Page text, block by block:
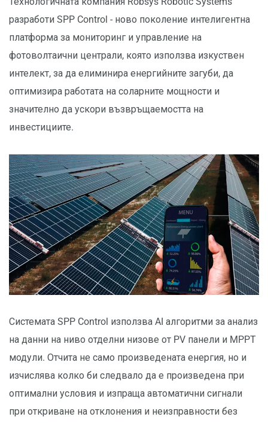
разработи SPP Control - ново поколение интелигентна
платформа за мониторинг и управление на
фотоволтаични централи, която използва изкуствен
интелект, за да елиминира енергийните загуби, да
оптимизира работата на соларните мощности и
значително да ускори възвръщаемостта на
инвестициите.
Системата SPP Control използва AI алгоритми за анализ
на данни на ниво отделни низове от PV панели и MPPT
модули. Отчита не само произведената енергия, но и
изчислява колко би следвало да е произведена при
оптимални условия и изпраща автоматични сигнали
при откриване на отклонения и неизправности без